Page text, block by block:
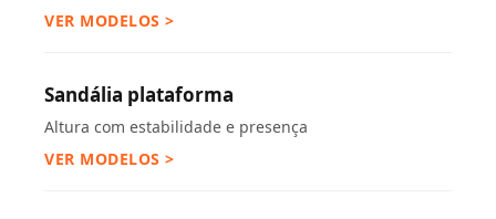
VER MODELOS >
Sandália plataforma
Altura com estabilidade e presença
VER MODELOS >